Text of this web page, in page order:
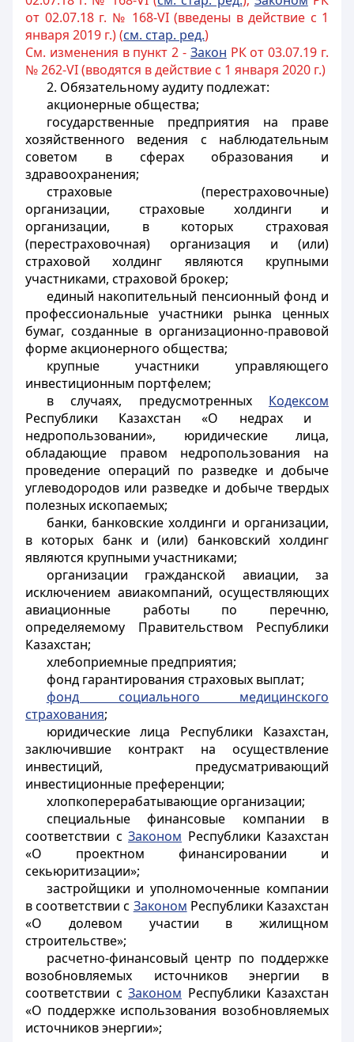
от 02.07.18 г. № 168-VI (введены в действие с 1
января 2019 г.) (см. стар. ред.)
См. изменения в пункт 2 - Закон РК от 03.07.19 г.
№ 262-VI (вводятся в действие с 1 января 2020 г.)
2. Обязательному аудиту подлежат:
акционерные общества;
государственные предприятия на праве
хозяйственного ведения с наблюдательным
советом в сферах образования и
здравоохранения;
страховые (перестраховочные)
организации, страховые холдинги и
организации, в которых страховая
(перестраховочная) организация и (или)
страховой холдинг являются крупными
участниками, страховой брокер;
единый накопительный пенсионный фонд и
профессиональные участники рынка ценных
бумаг, созданные в организационно-правовой
форме акционерного общества;
крупные участники управляющего
инвестиционным портфелем;
в случаях, предусмотренных Кодексом
Республики Казахстан «О недрах и
недропользовании», юридические лица,
обладающие правом недропользования на
проведение операций по разведке и добыче
углеводородов или разведке и добыче твердых
полезных ископаемых;
банки, банковские холдинги и организации,
в которых банк и (или) банковский холдинг
являются крупными участниками;
организации гражданской авиации, за
исключением авиакомпаний, осуществляющих
авиационные работы по перечню,
определяемому Правительством Республики
Казахстан;
хлебоприемные предприятия;
фонд гарантирования страховых выплат;
фонд социального медицинского
страхования;
юридические лица Республики Казахстан,
заключившие контракт на осуществление
инвестиций, предусматривающий
инвестиционные преференции;
хлопкоперерабатывающие организации;
специальные финансовые компании в
соответствии с Законом Республики Казахстан
«О проектном финансировании и
секьюритизации»;
застройщики и уполномоченные компании
в соответствии с Законом Республики Казахстан
«О долевом участии в жилищном
строительстве»;
расчетно-финансовый центр по поддержке
возобновляемых источников энергии в
соответствии с Законом Республики Казахстан
«О поддержке использования возобновляемых
источников энергии»;